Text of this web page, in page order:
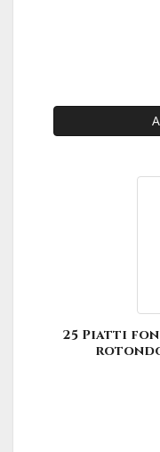
25 Piatti
rotondo